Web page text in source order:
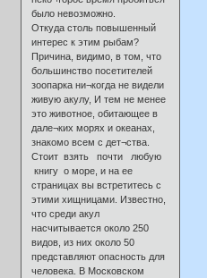
было невозможно.
Откуда столь повышенный
интерес к этим рыбам?
Причина, видимо, в том, что
большинство посетителей
зоопарка ни¬когда не видели
живую акулу, И тем не менее
это животное, обитающее в
дале¬ких морях и океанах,
знакомо всем с дет¬ства.
Стоит взять почти любую
книгу о море, и на ее
страницах вы встретитесь с
этими хищницами. Известно,
что среди акул
насчитывается около 250
видов, из них около 50
представляют опасность для
человека. В Московском